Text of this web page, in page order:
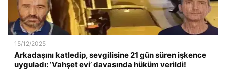
15/12/2025
Arkadaşını katledip, sevgilisine 21 gün süren işkence
uyguladı: ‘Vahşet evi’ davasında hüküm verildi!